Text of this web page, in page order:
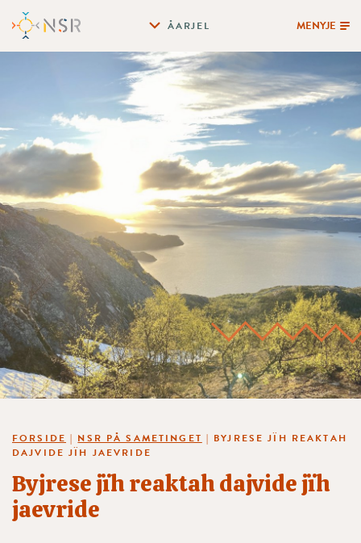
ÅARJEL MENYJE
FORSIDE | NSR PÅ SAMETINGET | BYJRESE JÏH REAKTAH
DAJVIDE JÏH JAEVRIDE
Byjrese jïh reaktah dajvide jïh
jaevride